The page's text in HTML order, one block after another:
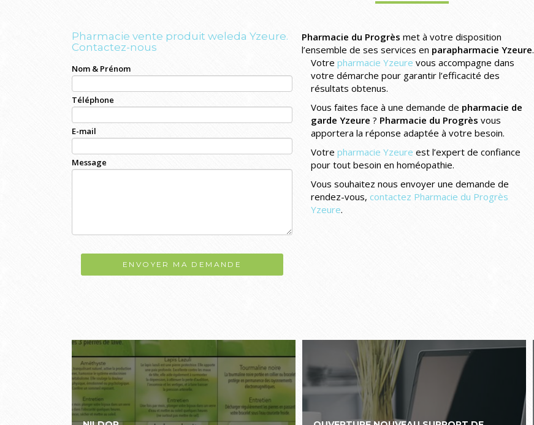
Pharmacie vente produit weleda Yzeure.
Contactez-nous
Nom & Prénom
Téléphone
E-mail
Message
ENVOYER MA DEMANDE
Pharmacie du Progrès met à votre disposition
l’ensemble de ses services en parapharmacie Yzeure.
Votre pharmacie Yzeure vous accompagne dans
votre démarche pour garantir l’efficacité des
résultats obtenus.
Vous faites face à une demande de pharmacie de
garde Yzeure ? Pharmacie du Progrès vous
apportera la réponse adaptée à votre besoin.
Votre pharmacie Yzeure est l’expert de confiance
pour tout besoin en homéopathie.
Vous souhaitez nous envoyer une demande de
rendez-vous, contactez Pharmacie du Progrès
Yzeure.